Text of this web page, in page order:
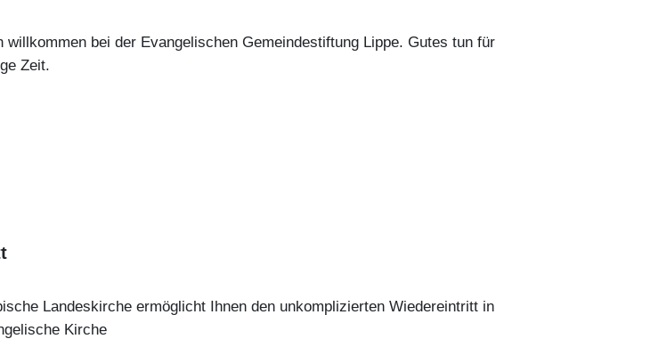
willkommen bei der Evangelischen Gemeindestiftung Lippe. Gutes tun für
Zeit.
Landeskirche ermöglicht Ihnen den unkomplizierten Wiedereintritt in
Kirche